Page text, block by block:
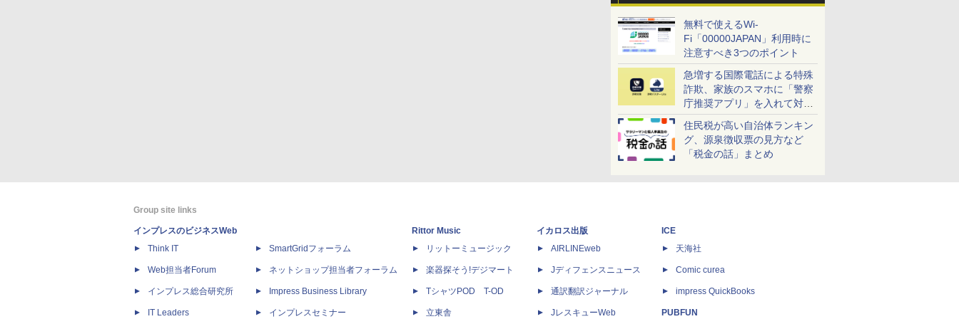
無料で使えるWi-
Fi「00000JAPAN」利用時に
注意すべき3つのポイント
急増する国際電話による特殊
詐欺、家族のスマホに「警察
庁推奨アプリ」を入れて対策
しよう！
住民税が高い自治体ランキン
グ、源泉徴収票の見方など
「税金の話」まとめ
Group site links
インプレスのビジネスWeb
Think IT
Web担当者Forum
インプレス総合研究所
IT Leaders
SmartGridフォーラム
ネットショップ担当者フォーラム
Impress Business Library
インプレスセミナー
Rittor Music
リットーミュージック
楽器探そう!デジマート
TシャツPOD T-OD
立東舎
イカロス出版
AIRLINEweb
Jディフェンスニュース
通訳翻訳ジャーナル
JレスキューWeb
ICE
天海社
Comic curea
impress QuickBooks
PUBFUN